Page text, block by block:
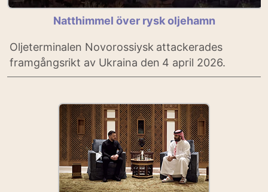
Natthimmel över rysk oljehamn
Oljeterminalen Novorossiysk attackerades
framgångsrikt av Ukraina den 4 april 2026.